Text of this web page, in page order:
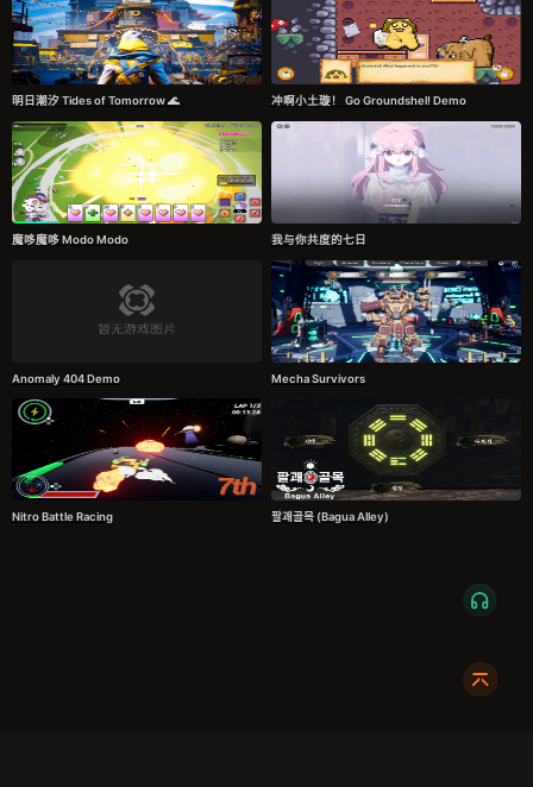
明日潮汐 Tides of Tomorrow 🌊 冲啊小土璇！ Go Groundshel! Demo
魔哆魔哆 Modo Modo 我与你共度的七日
Anomaly 404 Demo Mecha Survivors
Nitro Battle Racing 팔괘골목 (Bagua Alley)